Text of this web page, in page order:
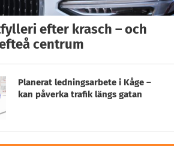
efter krasch – och
centrum
Planerat ledningsarbete i Kåge –
kan påverka trafik längs gatan